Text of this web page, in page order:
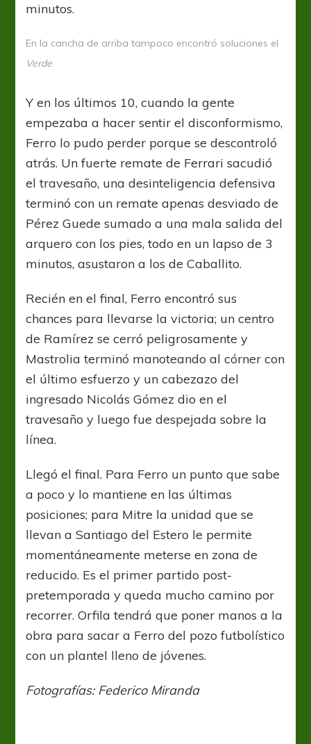
minutos.
En la cancha de arriba tampoco encontró soluciones el
Verde.
Y en los últimos 10, cuando la gente
empezaba a hacer sentir el disconformismo,
Ferro lo pudo perder porque se descontroló
atrás. Un fuerte remate de Ferrari sacudió
el travesaño, una desinteligencia defensiva
terminó con un remate apenas desviado de
Pérez Guede sumado a una mala salida del
arquero con los pies, todo en un lapso de 3
minutos, asustaron a los de Caballito.
Recién en el final, Ferro encontró sus
chances para llevarse la victoria; un centro
de Ramírez se cerró peligrosamente y
Mastrolia terminó manoteando al córner con
el último esfuerzo y un cabezazo del
ingresado Nicolás Gómez dio en el
travesaño y luego fue despejada sobre la
línea.
Llegó el final. Para Ferro un punto que sabe
a poco y lo mantiene en las últimas
posiciones; para Mitre la unidad que se
llevan a Santiago del Estero le permite
momentáneamente meterse en zona de
reducido. Es el primer partido post-
pretemporada y queda mucho camino por
recorrer. Orfila tendrá que poner manos a la
obra para sacar a Ferro del pozo futbolístico
con un plantel lleno de jóvenes.
Fotografías: Federico Miranda